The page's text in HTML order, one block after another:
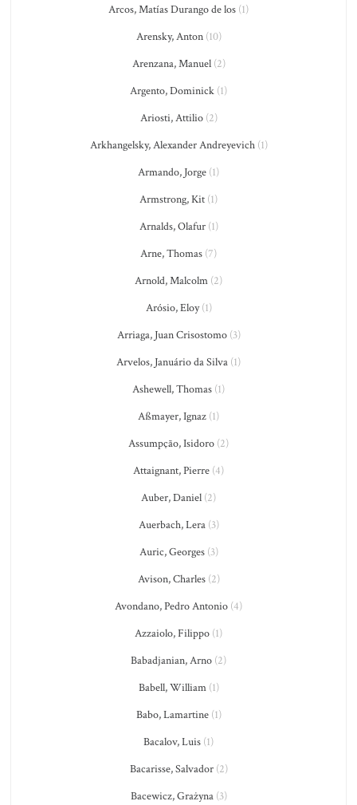
Arcos, Matías Durango de los (1)
Arensky, Anton(10)
Arenzana, Manuel(2)
Argento, Dominick (1)
Ariosti, Attilio(2)
Arkhangelsky, Alexander Andreyevich(1)
Armando, Jorge (1)
Armstrong, Kit (1)
Arnalds, Olafur(1)
Arne, Thomas (7)
Arnold, Malcolm (2)
Arósio, Eloy(1)
Arriaga, Juan Crisostomo(3)
Arvelos, Januário da Silva (1)
Ashewell, Thomas (1)
Aßmayer, Ignaz (1)
Assumpção, Isidoro (2)
Attaignant, Pierre (4)
Auber, Daniel (2)
Auerbach, Lera(3)
Auric, Georges(3)
Avison, Charles(2)
Avondano, Pedro Antonio (4)
Azzaiolo, Filippo (1)
Babadjanian, Arno (2)
Babell, William(1)
Babo, Lamartine(1)
Bacalov, Luis (1)
Bacarisse, Salvador(2)
Bacewicz, Grażyna(3)